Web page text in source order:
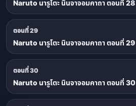
Naruto นารูโตะ นินจาจอมคาถา ตอนที่ 28
ตอนที่ 29
Naruto นารูโตะ นินจาจอมคาถา ตอนที่ 29
ตอนที่ 30
Naruto นารูโตะ นินจาจอมคาถา ตอนที่ 30